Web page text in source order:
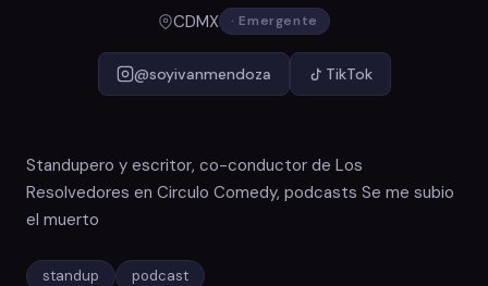
CDMX · Emergente
@soyivanmendoza TikTok
Standupero y escritor, co-conductor de Los
Resolvedores en Circulo Comedy, podcasts Se me subio
el muerto
standup podcast